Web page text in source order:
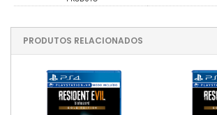
PRODUTOS RELACIONADOS